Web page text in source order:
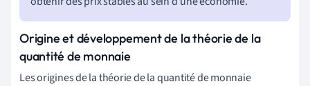
Origine et développement de la théorie de la
quantité de monnaie
Les origines de la théorie de la quantité de monnaie